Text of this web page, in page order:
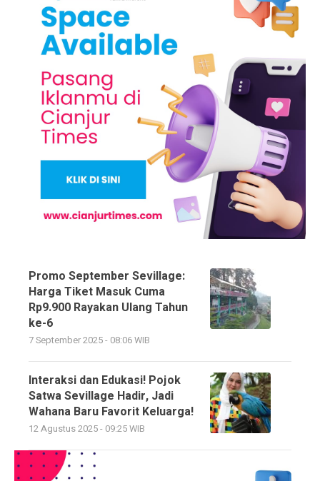
Promo September Sevillage:
Harga Tiket Masuk Cuma
Rp9.900 Rayakan Ulang Tahun
ke-6
7 September 2025 - 08:06 WIB
Interaksi dan Edukasi! Pojok
Satwa Sevillage Hadir, Jadi
Wahana Baru Favorit Keluarga!
12 Agustus 2025 - 09:25 WIB